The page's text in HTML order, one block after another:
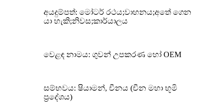
අයදුම්පත්: මෝටර් රථය;වාහනය;අතේ ගෙන
යා හැකි;නිවස;කාර්යාලය
වෙළඳ නාමය: ගුවන් උපකරණ හෝ OEM
සම්භවය: ෂියාමන්, චීනය (චීන මහා භූමි
ප්‍රදේශය)